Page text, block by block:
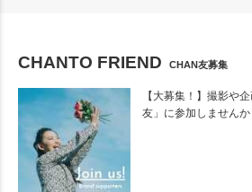
CHANTO FRIEND CHAN友募集
【大募集！】撮影や
友」に参加しませんか